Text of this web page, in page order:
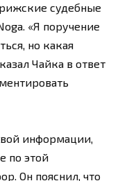
судебные
«Я поручение
но какая
Чайка в ответ
информации,
по этой
Он пояснил, что